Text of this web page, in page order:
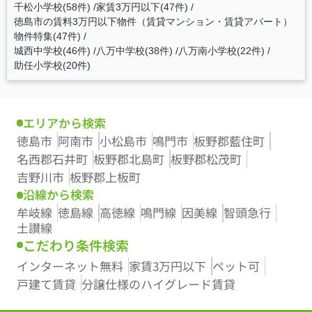
千松小学校(58件) 家賃3万円以下(47件)
徳島市の賃料3万円以下物件（賃貸マンション・賃貸アパート）
物件特集(47件)
城西中学校(46件) 八万中学校(38件) 八万南小学校(22件)
助任小学校(20件)
エリアから検索
徳島市 阿南市 小松島市 鳴門市 板野郡藍住町
名西郡石井町 板野郡北島町 板野郡松茂町
吉野川市 板野郡上板町
沿線から検索
牟岐線 徳島線 高徳線 鳴門線 因美線 智頭急行
土讃線
こだわり条件検索
インターネット無料 家賃3万円以下 ペット可
戸建て賃貸 分譲仕様のハイグレード賃貸